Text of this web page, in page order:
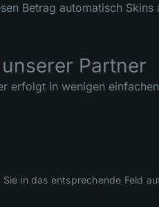
Betrag automatisch
Partner
erfolgt in wenigen
in das entsprechende Feld